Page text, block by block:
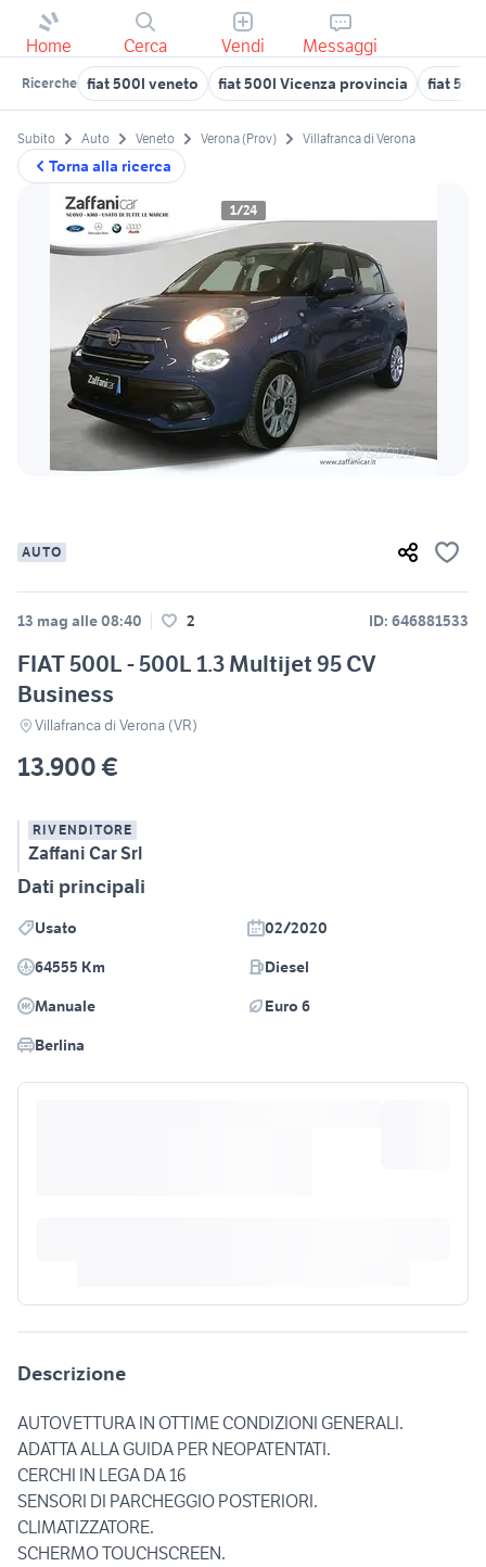
Home Cerca Vendi Messaggi
Ricerche fiat 500l veneto fiat 500l Vicenza provincia fiat
Torna alla ricerca
Subito Auto Veneto Verona (Prov) Villafranca di Verona
1/24
AUTO
13 mag alle 08:40 2 ID: 646881533
FIAT 500L - 500L 1.3 Multijet 95 CV
Business
Villafranca di Verona (VR)
13.900 €
RIVENDITORE
Zaffani Car Srl
Dati principali
Usato
02/2020
64555 Km
Diesel
Manuale
Euro 6
Berlina
Descrizione
AUTOVETTURA IN OTTIME CONDIZIONI GENERALI.
ADATTA ALLA GUIDA PER NEOPATENTATI.
CERCHI IN LEGA DA 16
SENSORI DI PARCHEGGIO POSTERIORI.
CLIMATIZZATORE.
SCHERMO TOUCHSCREEN.